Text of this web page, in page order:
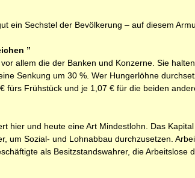
ein Sechstel der Bevölkerung – auf diesem
”
allem die der Banken und Konzerne. Sie
Senkung um 30 %. Wer Hungerlöhne
Frühstück und je 1,07 € für die beiden
hier und heute eine Art Mindestlohn. Das
um Sozial- und Lohnabbau durchzusetzen.
als Besitzstandswahrer, die